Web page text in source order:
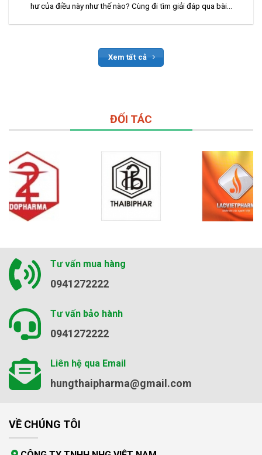
hư của điều này như thế nào? Cùng đi tìm giải đáp qua bài...
Xem tất cả
ĐỐI TÁC
Tư vấn mua hàng
0941272222
Tư vấn bảo hành
0941272222
Liên hệ qua Email
hungthaipharma@gmail.com
VỀ CHÚNG TÔI